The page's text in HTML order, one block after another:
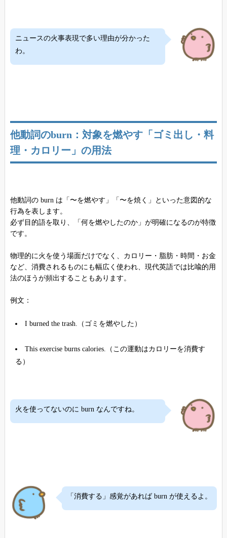
ニュースの火事表現で多い理由が分かった
わ。
他動詞のburn：対象を燃やす「ゴミ出し・料
理・カロリー」の用法
他動詞の burn は「〜を燃やす」「〜を焼く」といった意図的な
行為を表します。
必ず目的語を取り、「何を燃やしたのか」が明確になるのが特徴
です。
物理的に火を使う場面だけでなく、カロリー・脂肪・時間・お金
など、消費されるものにも幅広く使われ、現代英語では比喩的用
法のほうが頻出することもあります。
例文：
I burned the trash.（ゴミを燃やした）
This exercise burns calories.（この運動はカロリーを消費す
る）
火を使ってないのに burn なんですね。
「消費する」感覚があれば burn が使えるよ。